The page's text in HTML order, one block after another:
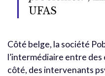
UFAS
Côté belge, la société
l’intermédiaire entre
côté, des intervenants